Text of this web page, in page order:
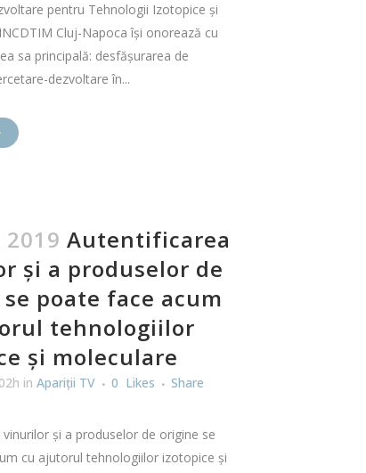
pentru Tehnologii Izotopice și
Cluj-Napoca își onorează cu
sa principală: desfășurarea de
dezvoltare în...
Autentificarea
și a produselor de
poate face acum
tehnologiilor
și moleculare
in Apariţii TV 0 Likes Share
și a produselor de origine se
cu ajutorul tehnologiilor izotopice și